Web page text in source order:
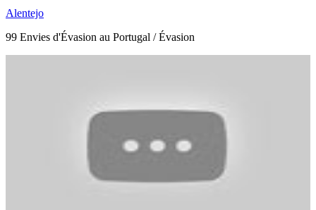
Alentejo
99 Envies d'Évasion au Portugal / Évasion